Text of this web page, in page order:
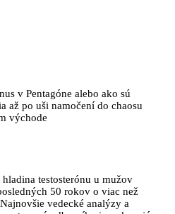
v Pentagóne alebo ako sú
až po uši namočení do chaosu
východe
hladina testosterónu u mužov
50 rokov o viac než
vedecké analýzy a